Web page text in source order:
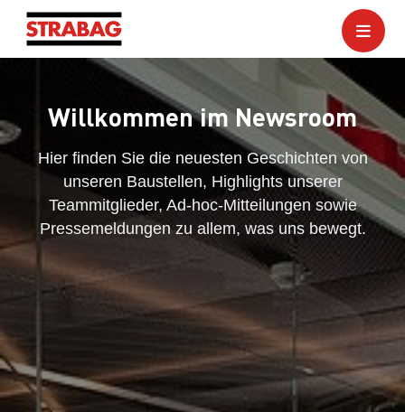
Willkommen im Newsroom
Hier finden Sie die neuesten Geschichten von
unseren Baustellen, Highlights unserer
Teammitglieder, Ad-hoc-Mitteilungen sowie
Pressemeldungen zu allem, was uns bewegt.